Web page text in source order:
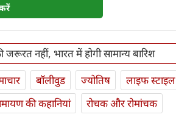
जरूरत नहीं, भारत में होगी सामान्य बारिश
बॉलीवुड ज्योतिष लाइफ स्‍टाइल
की कहानियां रोचक और रोमांचक